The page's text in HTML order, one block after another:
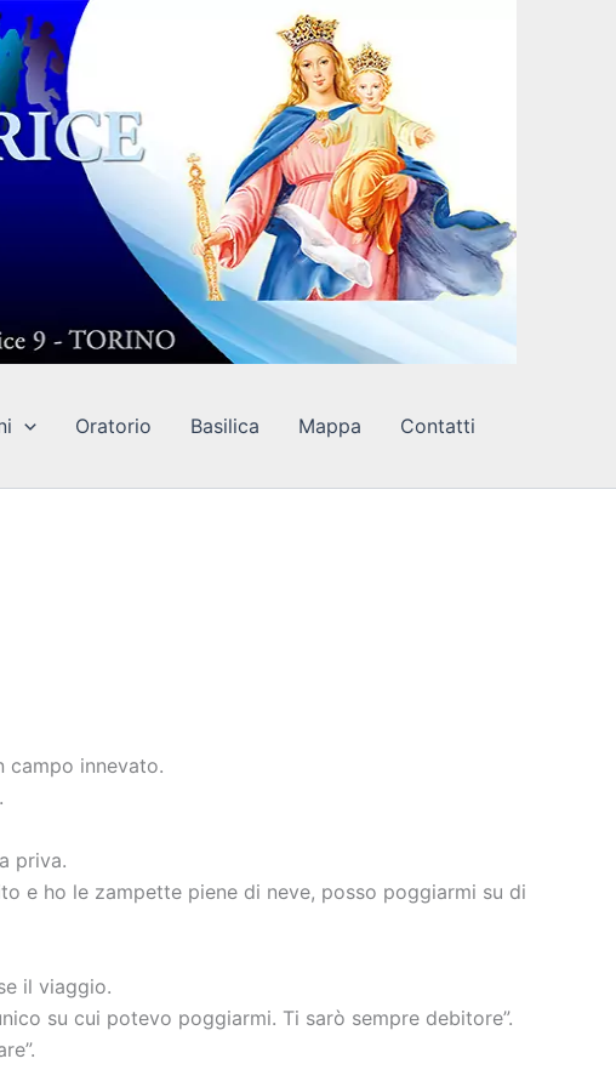
Oratorio Basilica Mappa Contatti
campo innevato.
priva.
e ho le zampette piene di neve, posso poggiarmi su di
il viaggio.
su cui potevo poggiarmi. Ti sarò sempre debitore”.